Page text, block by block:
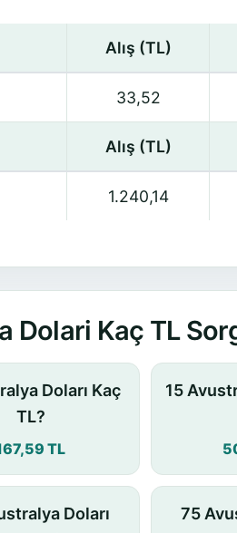
Alış (TL)
33,52
Alış (TL)
1.240,14
Dolari Kaç TL
Doları Kaç
TL?
TL
15
Doları
75